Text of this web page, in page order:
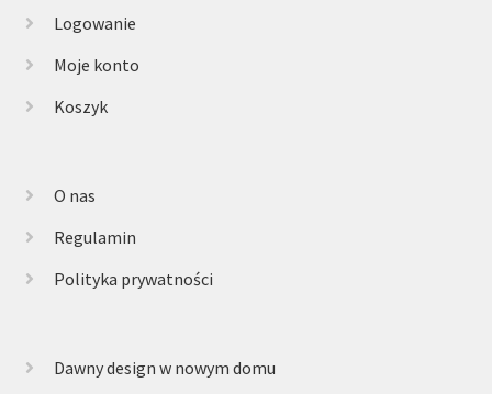
Logowanie
Moje konto
Koszyk
O nas
Regulamin
Polityka prywatności
Dawny design w nowym domu